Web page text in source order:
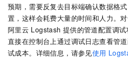
预期，需要反复去目标端确认数据格
置，这样会耗费大量的时间和人力。
阿里云 Logstash 提供的管道配置调
直接在控制台上通过调试日志查看管
试成本。详细信息，请参见使用